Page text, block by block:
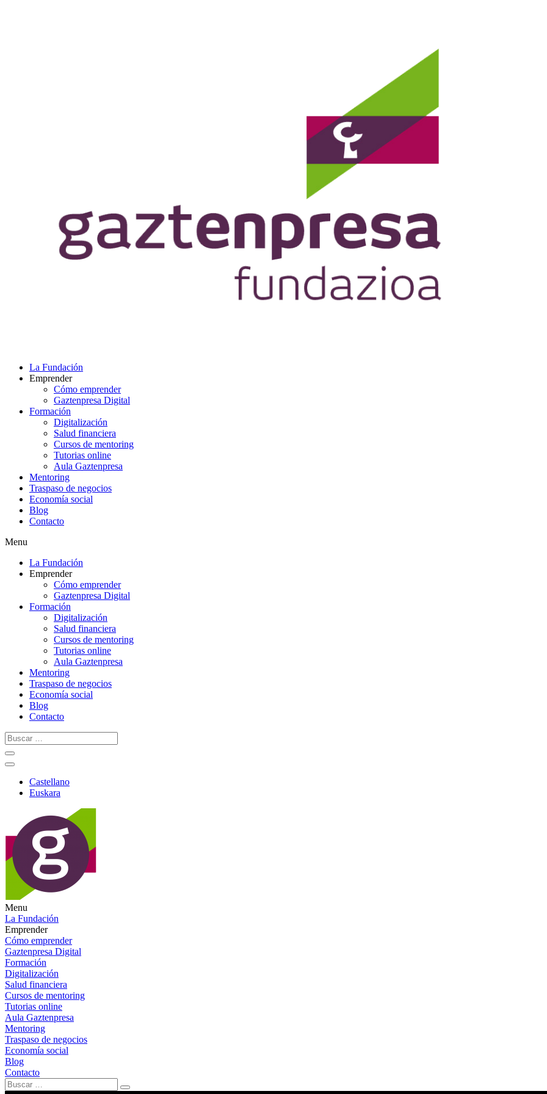
La Fundación
Emprender
Cómo emprender
Gaztenpresa Digital
Formación
Digitalización
Salud financiera
Cursos de mentoring
Tutorias online
Aula Gaztenpresa
Mentoring
Traspaso de negocios
Economía social
Blog
Contacto
Menu
La Fundación
Emprender
Cómo emprender
Gaztenpresa Digital
Formación
Digitalización
Salud financiera
Cursos de mentoring
Tutorias online
Aula Gaztenpresa
Mentoring
Traspaso de negocios
Economía social
Blog
Contacto
Castellano
Euskara
Menu
La Fundación
Emprender
Cómo emprender
Gaztenpresa Digital
Formación
Digitalización
Salud financiera
Cursos de mentoring
Tutorias online
Aula Gaztenpresa
Mentoring
Traspaso de negocios
Economía social
Blog
Contacto